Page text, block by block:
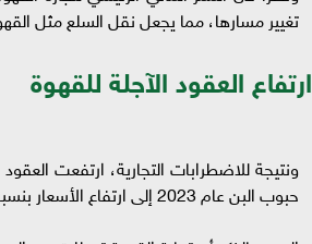
تغيير مسارها، مما يجعل نقل السلع مثل
ارتفاع العقود الآجلة للقهوة
حبوب البن عام 2023 إلى ارتفاع الأسعار بنسبة 60% بسبب الظروف الجوية الجافة في فيتنام.